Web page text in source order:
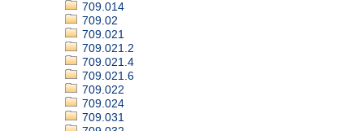
709.014
709.02
709.021
709.021.2
709.021.4
709.021.6
709.022
709.024
709.031